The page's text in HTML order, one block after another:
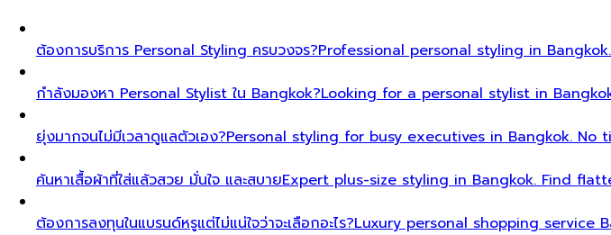
ต้องการบริการ Personal Styling ครบวงจร?Professional personal styling in
กำลังมองหา Personal Stylist ใน Bangkok?Looking for a personal stylist in
ยุ่งมากจนไม่มีเวลาดูแลตัวเอง?Personal styling for busy executives in Bangkok. No
ค้นหาเสื้อผ้าที่ใส่แล้วสวย มั่นใจ และสบายExpert plus-size styling in Bangkok. Find
ต้องการลงทุนในแบรนด์หรูแต่ไม่แน่ใจว่าจะเลือกอะไร?Luxury personal shopping service